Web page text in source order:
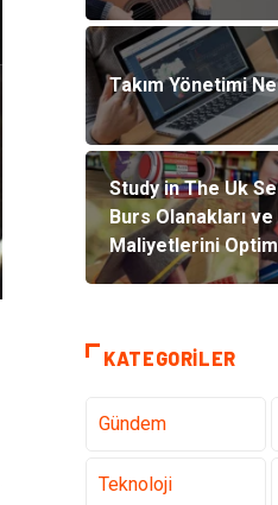
Takım Yönetimi
Study in The Uk
Burs Olanakları
Maliyetlerini
KATEGORILER
Gündem
Teknoloji